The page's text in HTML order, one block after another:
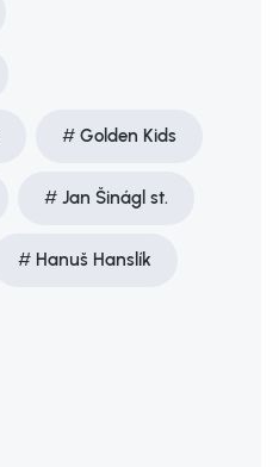
Golden Kids
Jan Šinágl st.
Hanuš Hanslík